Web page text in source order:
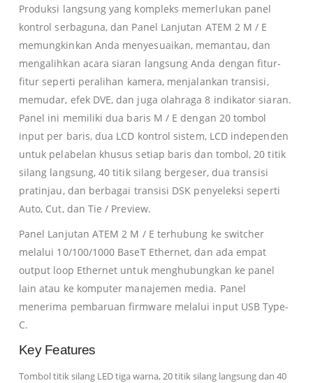
Produksi langsung yang kompleks memerlukan panel
kontrol serbaguna, dan Panel Lanjutan ATEM 2 M / E
memungkinkan Anda menyesuaikan, memantau, dan
mengalihkan acara siaran langsung Anda dengan fitur-
fitur seperti peralihan kamera, menjalankan transisi,
memudar, efek DVE, dan juga olahraga 8 indikator siaran.
Panel ini memiliki dua baris M / E dengan 20 tombol
input per baris, dua LCD kontrol sistem, LCD independen
untuk pelabelan khusus setiap baris dan tombol, 20 titik
silang langsung, 40 titik silang bergeser, dua transisi
pratinjau, dan berbagai transisi DSK penyeleksi seperti
Auto, Cut, dan Tie / Preview.
Panel Lanjutan ATEM 2 M / E terhubung ke switcher
melalui 10/100/1000 BaseT Ethernet, dan ada empat
output loop Ethernet untuk menghubungkan ke panel
lain atau ke komputer manajemen media. Panel
menerima pembaruan firmware melalui input USB Type-
C.
Key Features
Tombol titik silang LED tiga warna, 20 titik silang langsung dan 40